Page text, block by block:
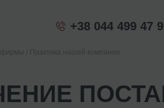
+38 044 499 47